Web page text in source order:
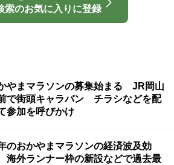
索のお気に入りに登録
やまマラソンの募集始まる JR岡山
で街頭キャラバン チラシなどを配
参加を呼びかけ
のおかやまマラソンの経済波及効
外ランナー枠の新設などで過去最